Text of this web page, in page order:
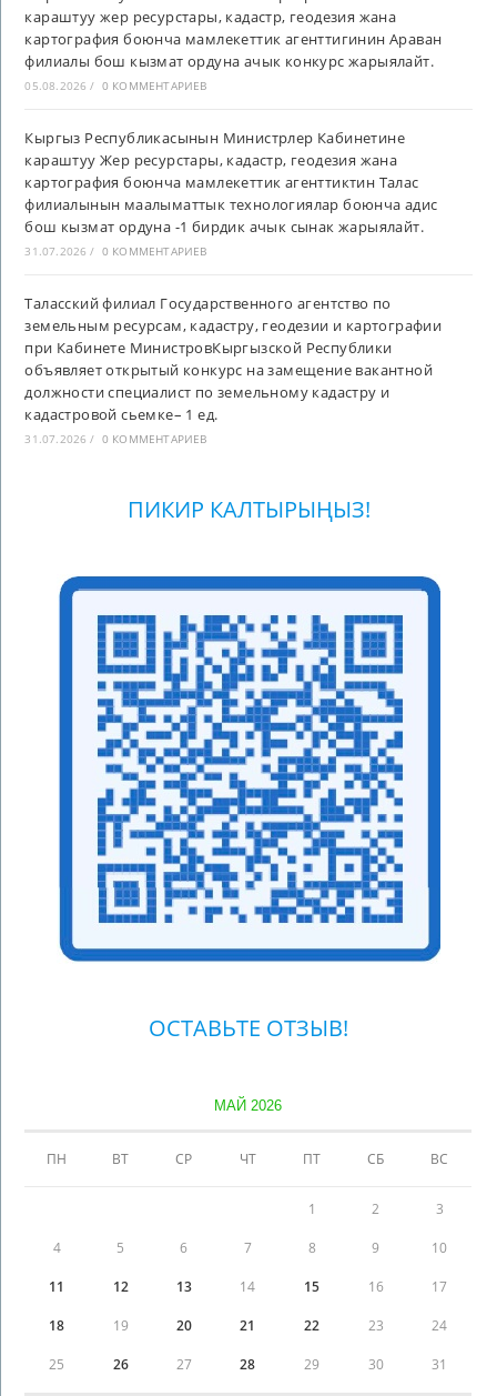
караштуу жер ресурстары, кадастр, геодезия жана
картография боюнча мамлекеттик агенттигинин Араван
филиалы бош кызмат ордуна ачык конкурс жарыялайт.
05.08.2026 / 0 КОММЕНТАРИЕВ
Кыргыз Республикасынын Министрлер Кабинетине
караштуу Жер ресурстары, кадастр, геодезия жана
картография боюнча мамлекеттик агенттиктин Талас
филиалынын маалыматтык технологиялар боюнча адис
бош кызмат ордуна -1 бирдик ачык сынак жарыялайт.
31.07.2026 / 0 КОММЕНТАРИЕВ
Таласский филиал Государственного агентство по
земельным ресурсам, кадастру, геодезии и картографии
при Кабинете МинистровКыргызской Республики
объявляет открытый конкурс на замещение вакантной
должности специалист по земельному кадастру и
кадастровой сьемке– 1 ед.
31.07.2026 / 0 КОММЕНТАРИЕВ
ПИКИР КАЛТЫРЫҢЫЗ!
ОСТАВЬТЕ ОТЗЫВ!
МАЙ 2026
ПН ВТ СР ЧТ ПТ СБ ВС
1 2 3
4 5 6 7 8 9 10
11 12 13 14 15 16 17
18 19 20 21 22 23 24
25 26 27 28 29 30 31